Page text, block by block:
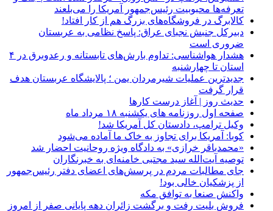
تعرفه‌ها محبوبیت رئیس‌جمهور آمریکا را می‌بلعند
کالابرگ در فروشگاه‌های بزرگ هم از کار افتاد!
دبیرکل جنبش نجبای عراق: پاسخ نظامی به عربستان
ضروری است
هشدار هواشناسی: تداوم بارش‌های تابستانه و رعدوبرق در ۴
استان تا چهارشنبه
جدیدترین عملیات شیرمردان یمن ؛ پالایشگاه عربستان هدف
قرار گرفت
حدیث روز | آغاز درست کارها
صفحه اول روزنامه‌ های یکشنبه ۱۸ مرداد ماه
وکیل ترامپ، دادستان کل آمریکا شد!
کوبا: آمریکا برای تجاوز به خاک ما آماده می‌شود
«محمدباقر خرازی» به دادگاه ویژه روحانیت احضار شد
توصیه آیت‌الله سید مجتبی خامنه‌ای به خبرنگاران
جای مطالبات مردم در پرسش‌های اعضای دفتر رئیس‌جمهور
از پزشکیان خالی بود!
واکنش صنعا به توافق مکه
فروش بلیت رفت و برگشت زائران دهه پایانی صفر از امروز